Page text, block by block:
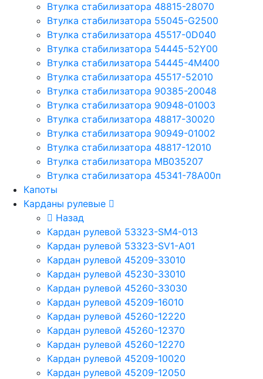
Втулка стабилизатора 48815-28070
Втулка стабилизатора 55045-G2500
Втулка стабилизатора 45517-0D040
Втулка стабилизатора 54445-52Y00
Втулка стабилизатора 54445-4M400
Втулка стабилизатора 45517-52010
Втулка стабилизатора 90385-20048
Втулка стабилизатора 90948-01003
Втулка стабилизатора 48817-30020
Втулка стабилизатора 90949-01002
Втулка стабилизатора 48817-12010
Втулка стабилизатора MB035207
Втулка стабилизатора 45341-78A00п
Капоты
Карданы рулевые
Назад
Кардан рулевой 53323-SM4-013
Кардан рулевой 53323-SV1-A01
Кардан рулевой 45209-33010
Кардан рулевой 45230-33010
Кардан рулевой 45260-33030
Кардан рулевой 45209-16010
Кардан рулевой 45260-12220
Кардан рулевой 45260-12370
Кардан рулевой 45260-12270
Кардан рулевой 45209-10020
Кардан рулевой 45209-12050